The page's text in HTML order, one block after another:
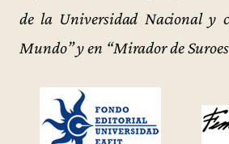
de la Universidad Nacional y
Mundo” y en “Mirador de